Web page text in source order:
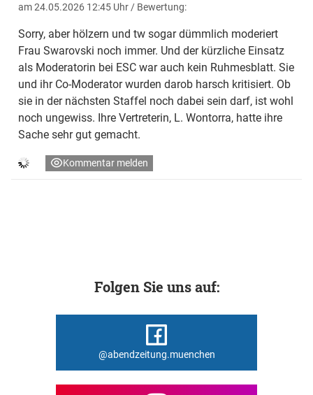
am 24.05.2026 12:45 Uhr / Bewertung:
Sorry, aber hölzern und tw sogar dümmlich moderiert
Frau Swarovski noch immer. Und der kürzliche Einsatz
als Moderatorin bei ESC war auch kein Ruhmesblatt. Sie
und ihr Co-Moderator wurden darob harsch kritisiert. Ob
sie in der nächsten Staffel noch dabei sein darf, ist wohl
noch ungewiss. Ihre Vertreterin, L. Wontorra, hatte ihre
Sache sehr gut gemacht.
Kommentar melden
Folgen Sie uns auf:
@abendzeitung.muenchen